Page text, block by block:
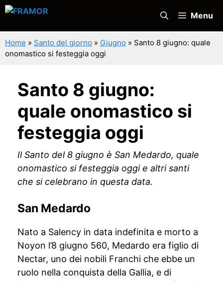
Vai
contenuto
Menu
Home » Santo del giorno » Giugno » Santo 8 giugno: quale
onomastico si festeggia oggi
Santo 8 giugno:
quale onomastico si
festeggia oggi
Il Santo del 8 giugno è San Medardo, quale
onomastico si festeggia oggi e altri santi
che si celebrano in questa data.
San Medardo
Nato a Salency in data indefinita e morto a
Noyon l’8 giugno 560, Medardo era figlio di
Nectar, uno dei nobili Franchi che ebbe un
ruolo nella conquista della Gallia, e di